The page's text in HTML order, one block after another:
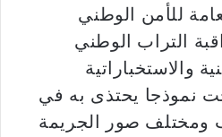
للأمن الوطني
التراب الوطني
والاستخباراتية
نموذجا يحتذى به في
ومختلف صور الجريمة